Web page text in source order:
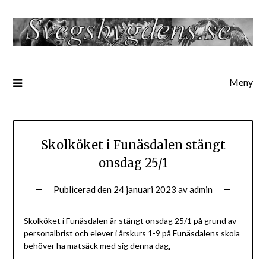
innehåll
Meny
Skolköket i Funäsdalen stängt
onsdag 25/1
Publicerad den 24 januari 2023 avadmin
Skolköket i Funäsdalen är stängt onsdag 25/1 på grund av
personalbrist och elever i årskurs 1-9 på Funäsdalens skola
behöver ha matsäck med sig denna dag.